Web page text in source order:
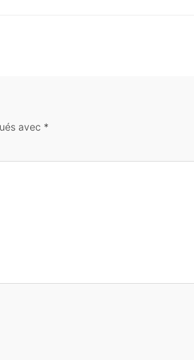
avec *